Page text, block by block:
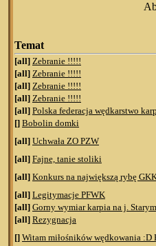
Temat
[all] Zebranie !!!!!
[all] Zebranie !!!!!
[all] Zebranie !!!!!
[all] Zebranie !!!!!
[all] Polska federacja wędkarstwo
[] Bobolin domki
[all] Uchwała ZO PZW
[all] Fajne, tanie stoliki
[all] Konkurs na największą rybę
[all] Legitymacje PFWK
[all] Gorny wymiar karpia na j.
[all] Rezygnacja
[] Witam miłośników wędkowania :D